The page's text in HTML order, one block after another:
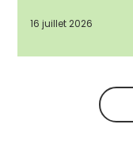
16 juillet 2026